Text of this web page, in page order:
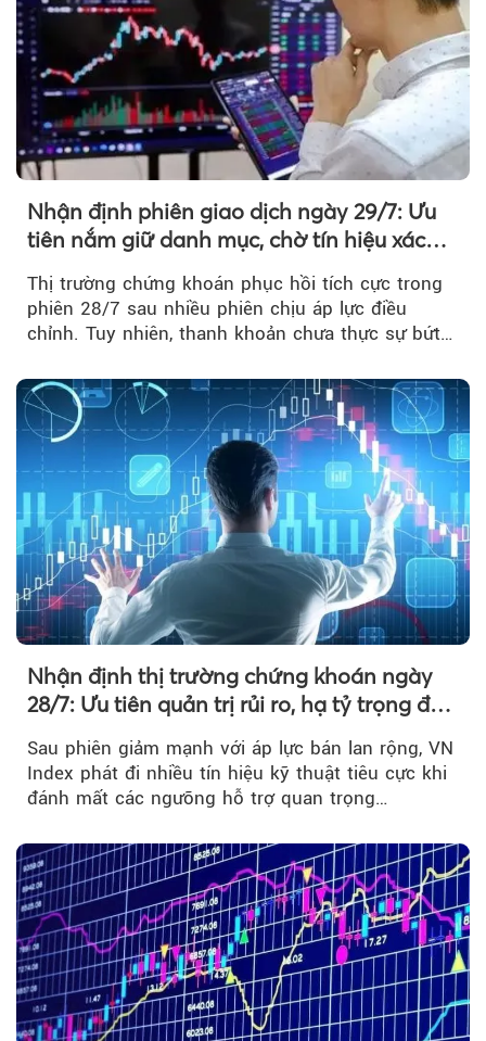
Nhận định phiên giao dịch ngày 29/7: Ưu
tiên nắm giữ danh mục, chờ tín hiệu xác
Thị trường chứng khoán phục hồi tích cực trong
phiên 28/7 sau nhiều phiên chịu áp lực điều
chỉnh. Tuy nhiên, thanh khoản chưa thực sự bứt
Nhận định thị trường chứng khoán ngày
28/7: Ưu tiên quản trị rủi ro, hạ tỷ trọng đòn
Sau phiên giảm mạnh với áp lực bán lan rộng, VN
Index phát đi nhiều tín hiệu kỹ thuật tiêu cực khi
đánh mất các ngưỡng hỗ trợ quan trọng…